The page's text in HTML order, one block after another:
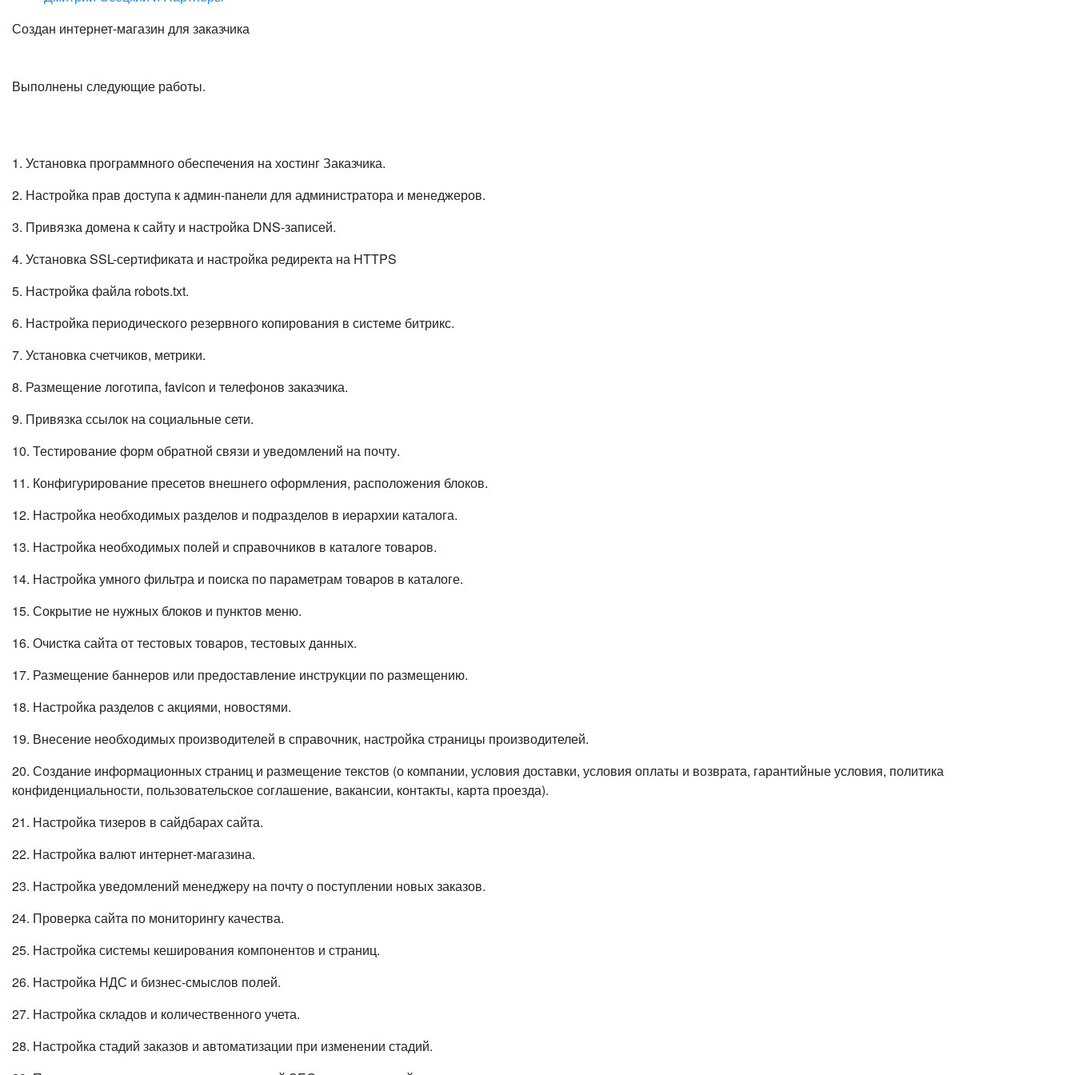
Создан интернет-магазин для заказчика
Выполнены следующие работы.
1. Установка программного обеспечения на хостинг Заказчика.
2. Настройка прав доступа к админ-панели для администратора и менеджеров.
3. Привязка домена к сайту и настройка DNS-записей.
4. Установка SSL-сертификата и настройка редиректа на HTTPS
5. Настройка файла robots.txt.
6. Настройка периодического резервного копирования в системе битрикс.
7. Установка счетчиков, метрики.
8. Размещение логотипа, favicon и телефонов заказчика.
9. Привязка ссылок на социальные сети.
10. Тестирование форм обратной связи и уведомлений на почту.
11. Конфигурирование пресетов внешнего оформления, расположения блоков.
12. Настройка необходимых разделов и подразделов в иерархии каталога.
13. Настройка необходимых полей и справочников в каталоге товаров.
14. Настройка умного фильтра и поиска по параметрам товаров в каталоге.
15. Сокрытие не нужных блоков и пунктов меню.
16. Очистка сайта от тестовых товаров, тестовых данных.
17. Размещение баннеров или предоставление инструкции по размещению.
18. Настройка разделов с акциями, новостями.
19. Внесение необходимых производителей в справочник, настройка страницы производителей.
20. Создание информационных страниц и размещение текстов (о компании, условия доставки, условия оплаты и возврата, гарантийные условия, политика
конфиденциальности, пользовательское соглашение, вакансии, контакты, карта проезда).
21. Настройка тизеров в сайдбарах сайта.
22. Настройка валют интернет-магазина.
23. Настройка уведомлений менеджеру на почту о поступлении новых заказов.
24. Проверка сайта по мониторингу качества.
25. Настройка системы кеширования компонентов и страниц.
26. Настройка НДС и бизнес-смыслов полей.
27. Настройка складов и количественного учета.
28. Настройка стадий заказов и автоматизации при изменении стадий.